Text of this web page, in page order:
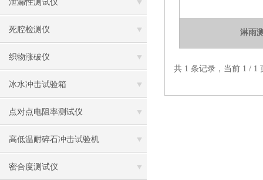
泄漏性测试仪
死腔检测仪
织物涨破仪
冰水冲击试验箱
点对点电阻率测试仪
高低温耐碎石冲击试验机
密合度测试仪
淋雨
共 1 条记录，当前 1 /